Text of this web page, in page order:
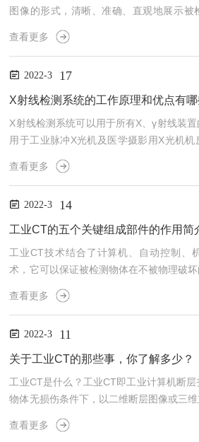
图像的形式，清晰、准确、直观地展示被
成、材质及缺损状况，是一个涉及很多学
的射线源常用有X光机和电子直线加速器，
安全性对于工业现场使用非常有益。同位素
简单，同时消耗电能很小，设备体积小且相
增...
查看更多
2022-3 17
X射线检测系统的工作原理和优点有哪
X射线检测系统可以用于所有X、γ射线装
用于工业脉冲X光机及医学摄影用X光机机
适用于脉冲反应堆的感兴趣区域剂量率检
影响评价、科学试验监测、国土安全检测
出现虚焊、漏焊等缺陷，一旦形成这些缺陷
等问题，为了半导体元件的正常使用，在焊
检...
查看更多
2022-3 14
工业CT的五个关键组成部件的作用简
工业CT技术结合了计算机、自动控制、
术，它可以保证被检测物体在不被物理破坏
图像，是目前发展国防科技、航空航天技
术，已广泛应用于航天、航空、核能、石
自动控制系统、探测器系统及数据采集系统
等组成。其中，核心的原理是：计算机控制
器则...
查看更多
2022-3 11
关于工业CT的那些事，你了解多少？
工业CT是什么？工业CT即工业计算机断
物体无损伤条件下，以二维断层图像或三维
准确、直观地展示被检测物体的内部结构
工业CT的基本原理是依据辐射在被检测物
查看更多